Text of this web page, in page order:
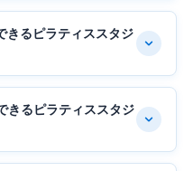
きるピラティススタジ
きるピラティススタジ